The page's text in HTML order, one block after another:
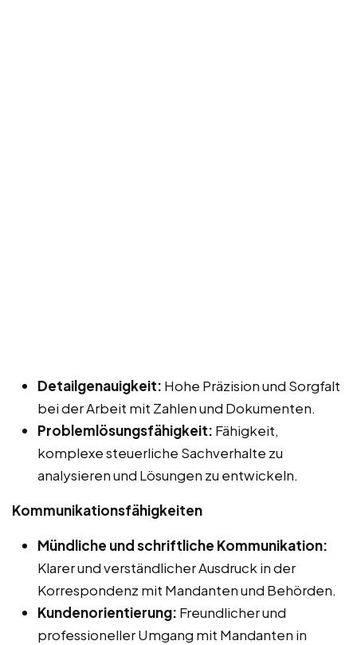
Detailgenauigkeit: Hohe Präzision und Sorgfalt
bei der Arbeit mit Zahlen und Dokumenten.
Problemlösungsfähigkeit: Fähigkeit,
komplexe steuerliche Sachverhalte zu
analysieren und Lösungen zu entwickeln.
Kommunikationsfähigkeiten
Mündliche und schriftliche Kommunikation:
Klarer und verständlicher Ausdruck in der
Korrespondenz mit Mandanten und Behörden.
Kundenorientierung: Freundlicher und
professioneller Umgang mit Mandanten in